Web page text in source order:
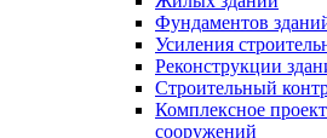
Фундаментов
Усиления
Реконструкции
Строительный
Комплексное
сооружений